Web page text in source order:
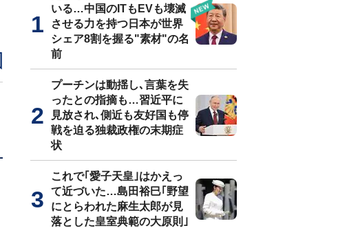
いる…中国のITもEVも壊滅
させる力を持つ日本が世界
シェア8割を握る"素材"の名
前
プーチンは動揺し､言葉を失
ったとの指摘も…習近平に
見放され､側近も友好国も停
戦を迫る独裁政権の末期症
状
これで｢愛子天皇｣はかえっ
て近づいた…島田裕巳｢野望
にとらわれた麻生太郎が見
落とした皇室典範の大原則｣